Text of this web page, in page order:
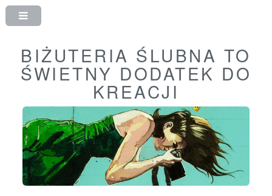
BIŻUTERIA ŚLUBNA TO
ŚWIETNY DODATEK DO
KREACJI